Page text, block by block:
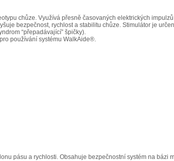
chůze. Využívá přesně časovaných elektrických
bezpečnost, rychlost a stabilitu chůze. Stimulátor je
“přepadávající” špičky).
používání systému WalkAide®.
pásu a rychlosti. Obsahuje bezpečnostní systém na bázi